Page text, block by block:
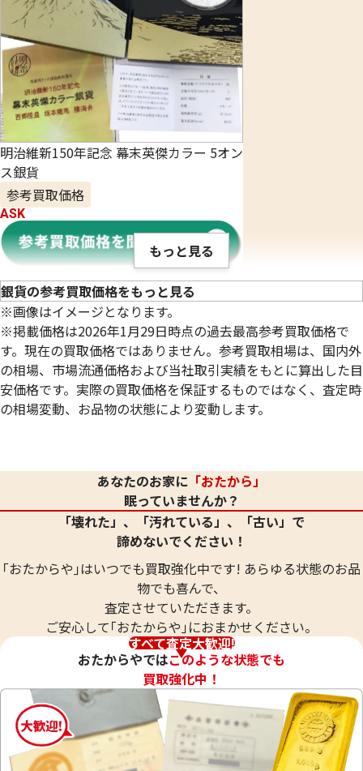
明治維新150年記念 幕末英傑カラー 5オン
ス銀貨
参考買取価格
ASK
もっと見る
銀貨の参考買取価格をもっと見る
※画像はイメージとなります。
※掲載価格は2026年1月29日時点の過去最高参考買取価格で
す。現在の買取価格ではありません。参考買取相場は、国内外
の相場、市場流通価格および当社取引実績をもとに算出した目
安価格です。実際の買取価格を保証するものではなく、査定時
の相場変動、お品物の状態により変動します。
あなたのお家に 「おたから」
眠っていませんか？
「壊れた」、「汚れている」、「古い」で
諦めないでください！
｢おたからや｣はいつでも買取強化中です! あらゆる状態のお品
物でも喜んで、
査定させていただきます。
ご安心して｢おたからや｣におまかせください。
すべて査定大歓迎!
おたからやではこのような状態でも
買取強化中！